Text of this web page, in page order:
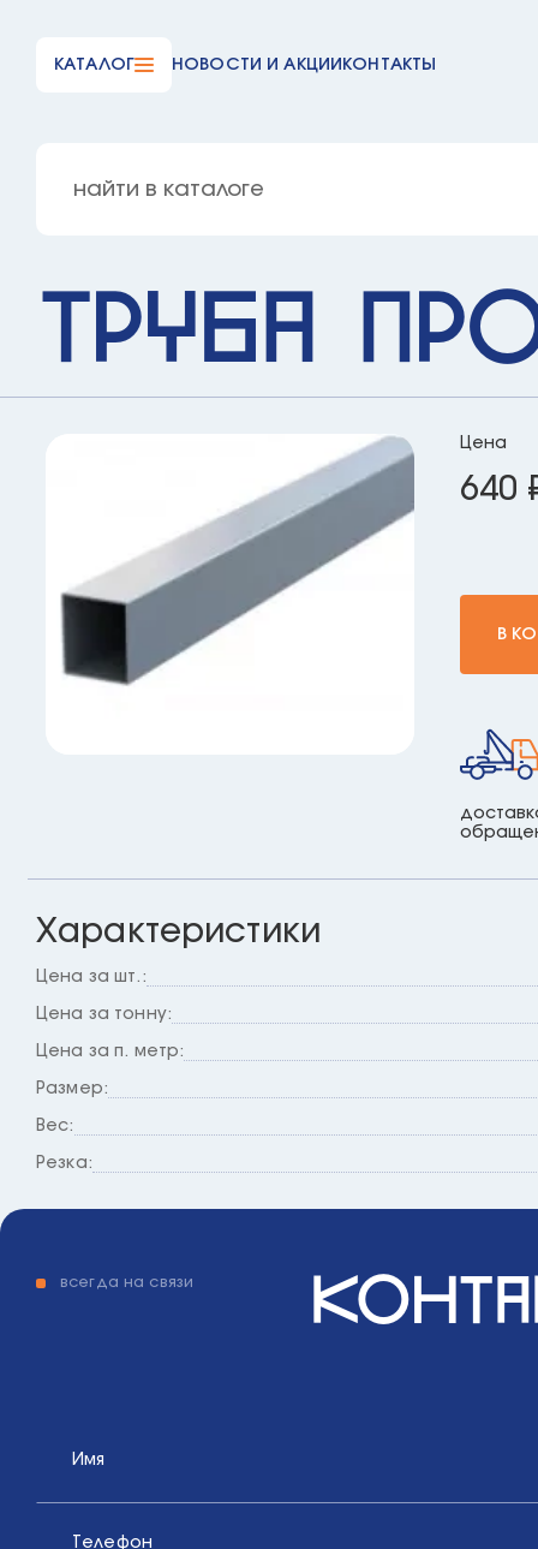
КАТАЛОГ НОВОСТИ И АКЦИИ КОНТАКТЫ
Труба
Цена
640
В
Характеристики
Цена за шт.:
Цена за тонну:
Цена за п. метр:
Размер:
Вес:
Резка:
всегда на связи
Имя
Телефон